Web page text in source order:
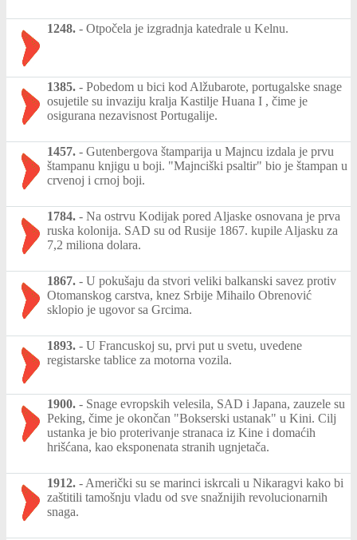
1248. - Otpočela je izgradnja katedrale u Kelnu.
1385. - Pobedom u bici kod Alžubarote, portugalske snage
osujetile su invaziju kralja Kastilje Huana I , čime je
osigurana nezavisnost Portugalije.
1457. - Gutenbergova štamparija u Majncu izdala je prvu
štampanu knjigu u boji. "Majnciški psaltir" bio je štampan u
crvenoj i crnoj boji.
1784. - Na ostrvu Kodijak pored Aljaske osnovana je prva
ruska kolonija. SAD su od Rusije 1867. kupile Aljasku za
7,2 miliona dolara.
1867. - U pokušaju da stvori veliki balkanski savez protiv
Otomanskog carstva, knez Srbije Mihailo Obrenović
sklopio je ugovor sa Grcima.
1893. - U Francuskoj su, prvi put u svetu, uvedene
registarske tablice za motorna vozila.
1900. - Snage evropskih velesila, SAD i Japana, zauzele su
Peking, čime je okončan "Bokserski ustanak" u Kini. Cilj
ustanka je bio proterivanje stranaca iz Kine i domaćih
hrišćana, kao eksponenata stranih ugnjetača.
1912. - Američki su se marinci iskrcali u Nikaragvi kako bi
zaštitili tamošnju vladu od sve snažnijih revolucionarnih
snaga.